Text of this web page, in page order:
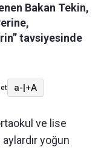
Bakan Tekin,
tavsiyesinde
a-|+A
ve lise
yoğun